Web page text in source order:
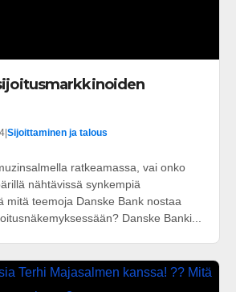
Sijoittaminen ja talous
ratkeamassa, vai onko
nähtävissä synkempiä
mitä teemoja Danske Bank nostaa
Danske Banki...